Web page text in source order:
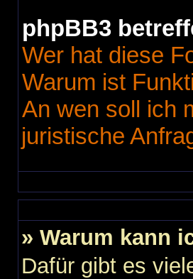
phpBB3
Wer hat diese
Warum ist
An wen soll ich
juristische
» Warum kann
Dafür gibt es